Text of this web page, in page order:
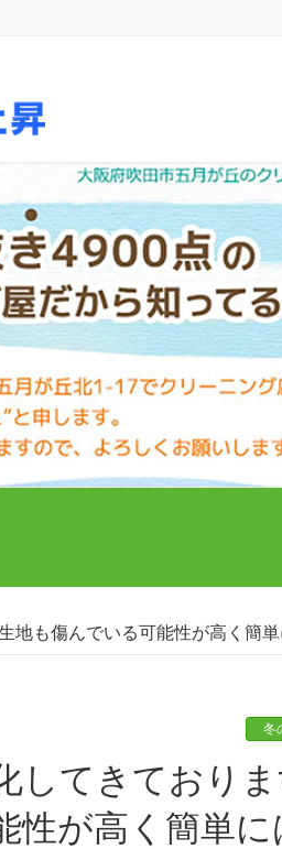
地も傷んでいる可能性が高く簡
冬
性が高く簡単に